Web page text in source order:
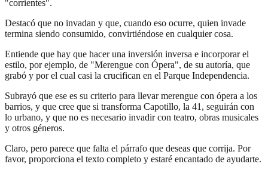
"corrientes".
Destacó que no invadan y que, cuando eso ocurre, quien invade
termina siendo consumido, convirtiéndose en cualquier cosa.
Entiende que hay que hacer una inversión inversa e incorporar el
estilo, por ejemplo, de "Merengue con Ópera", de su autoría, que
grabó y por el cual casi la crucifican en el Parque Independencia.
Subrayó que ese es su criterio para llevar merengue con ópera a los
barrios, y que cree que si transforma Capotillo, la 41, seguirán con
lo urbano, y que no es necesario invadir con teatro, obras musicales
y otros géneros.
Claro, pero parece que falta el párrafo que deseas que corrija. Por
favor, proporciona el texto completo y estaré encantado de ayudarte.